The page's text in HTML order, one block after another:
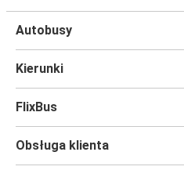
Autobusy
Kierunki
FlixBus
Obsługa klienta